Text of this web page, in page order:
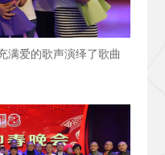
满爱的歌声演绎了歌曲